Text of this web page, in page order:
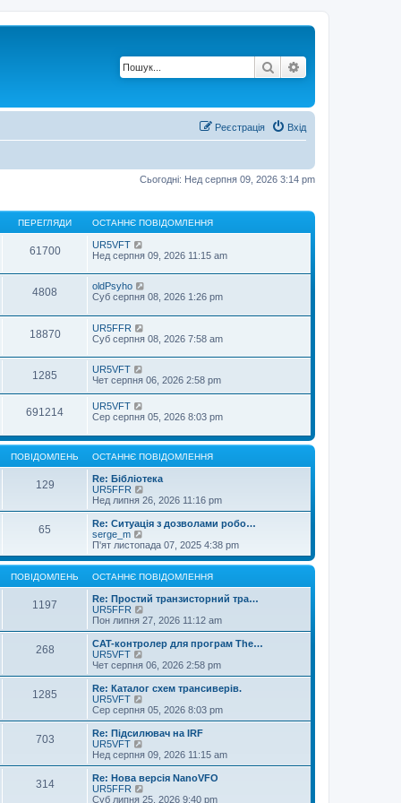
Пошук
Вхід
Реєстрація
Сьогодні: Нед серпня 09, 2026 3:14 pm
ПЕРЕГЛЯДИ ОСТАННЄ ПОВІДОМЛЕННЯ
61700
UR5VFT
Нед серпня 09, 2026 11:15 am
4808
oldPsyho
Суб серпня 08, 2026 1:26 pm
18870
UR5FFR
Суб серпня 08, 2026 7:58 am
1285
UR5VFT
Чет серпня 06, 2026 2:58 pm
691214
UR5VFT
Сер серпня 05, 2026 8:03 pm
ПОВІДОМЛЕНЬ ОСТАННЄ ПОВІДОМЛЕННЯ
129
Re: Бібліотека
UR5FFR
е
р
е
г
л
н
у
т
и
с
н
н
є
о
і
д
о
л
е
н
я
Нед липня 26, 2026 11:16 pm
65
Re: Ситуація з дозволами робо…
serge_m
е
р
е
г
л
я
у
т
и
с
н
н
є
о
і
д
о
П'ят листопада 07, 2025 4:38 pm
ПОВІДОМЛЕНЬ ОСТАННЄ ПОВІДОМЛЕННЯ
1197
Re: Простий транзисторний тра…
UR5FFR
е
р
е
л
у
т
и
с
а
н
н
Пон липня 27, 2026 11:12 am
268
CAT-контролер для програм The…
UR5VFT
е
р
е
л
у
и
с
Чет серпня 06, 2026 2:58 pm
1285
Re: Каталог схем трансиверів.
UR5VFT
е
р
е
л
у
т
Сер серпня 05, 2026 8:03 pm
703
Re: Підсилювач на IRF
UR5VFT
е
р
е
л
Нед серпня 09, 2026 11:15 am
314
Re: Нова версія NanoVFO
UR5FFR
е
Суб липня 25, 2026 9:40 pm